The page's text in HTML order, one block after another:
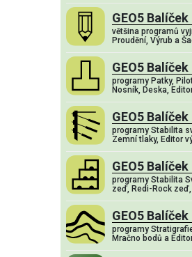
GEO5
většina programů
Proudění, Výrub a
GEO5
programy Patky,
Nosník, Deska,
GEO5
programy Stabilita
Zemní tlaky, Editor
GEO5
programy Stabilita
zeď, Redi-Rock
GEO5
programy
Mračno bodů a